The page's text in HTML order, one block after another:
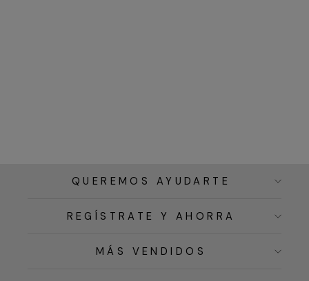
QUEREMOS AYUDARTE
REGÍSTRATE Y AHORRA
MÁS VENDIDOS